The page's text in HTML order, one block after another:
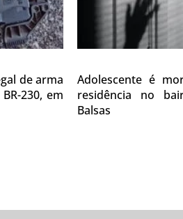
de arma
230, em
Adolescente é
residência no
Balsas